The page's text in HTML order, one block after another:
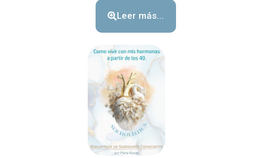
Leer más...